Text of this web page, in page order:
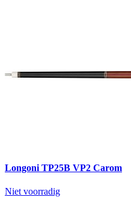
Longoni TP25B VP2 Carom
Niet voorradig